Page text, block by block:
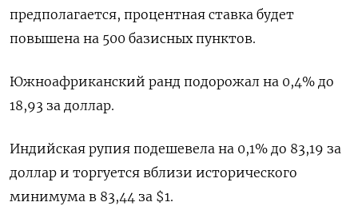
предполагается, процентная ставка будет
повышена на 500 базисных пунктов.
Южноафриканский ранд подорожал на 0,4% до
18,93 за доллар.
Индийская рупия подешевела на 0,1% до 83,19 за
доллар и торгуется вблизи исторического
минимума в 83,44 за $1.